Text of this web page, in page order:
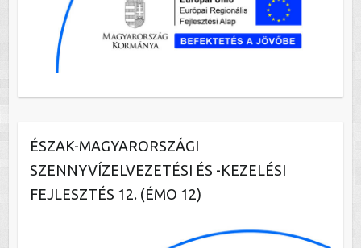
ÉSZAK-MAGYARORSZÁGI
SZENNYVÍZELVEZETÉSI ÉS -KEZELÉSI
FEJLESZTÉS 12. (ÉMO 12)